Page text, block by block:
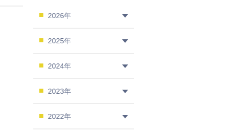
2026年
2025年
2024年
2023年
2022年